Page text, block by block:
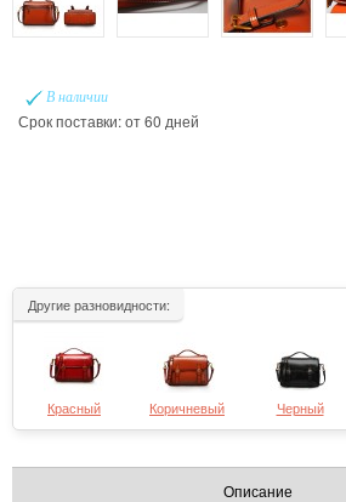
В наличии
Срок поставки: от 60 дней
Другие разновидности:
Красный Коричневый Черный
Описание